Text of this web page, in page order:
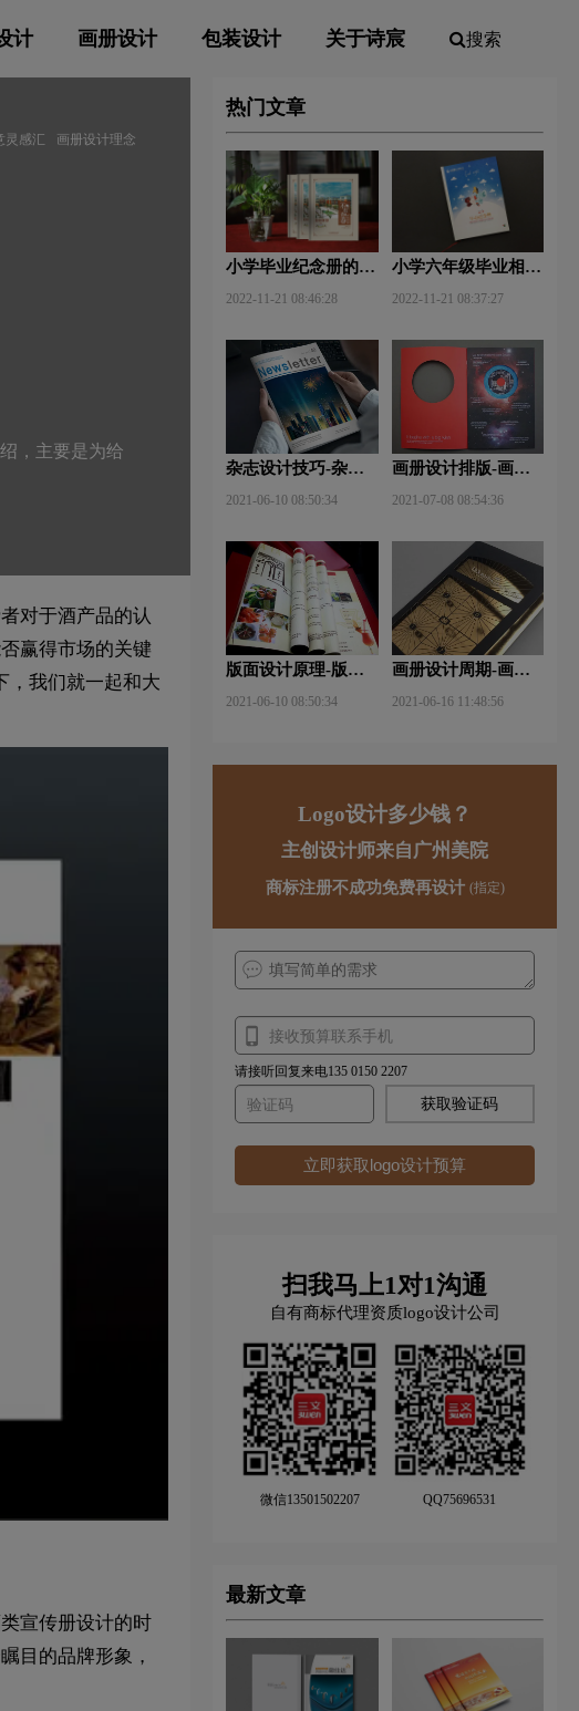
计 画册设计 包装设计 关于诗宸 搜索
灵感汇
画册设计理念
，主要是为给
对于酒产品的认
赢得市场的关键
，我们就一起和大
宣传册设计的时
目的品牌形象，
热门文章
小学毕业纪念册的卷
2022-11-21 08:46:28
小学六年级毕业相册
2022-11-21 08:37:27
杂志设计技巧-杂志
手法？
2021-06-10 08:50:34
画册设计排版-画册
2021-07-08 08:54:36
版面设计原理-版面
素？
2021-06-10 08:50:34
画册设计周期-画册
成？
2021-06-16 11:48:56
Logo设计多少钱？
主创设计师来自广州美院
商标注册不成功免费再设计 (指定)
请接听回复来电135 0150 2207
获取验证码
立即获取logo设计预算
扫我马上1对1沟通
自有商标代理资质logo设计公司
微信13501502207 QQ75696531
最新文章